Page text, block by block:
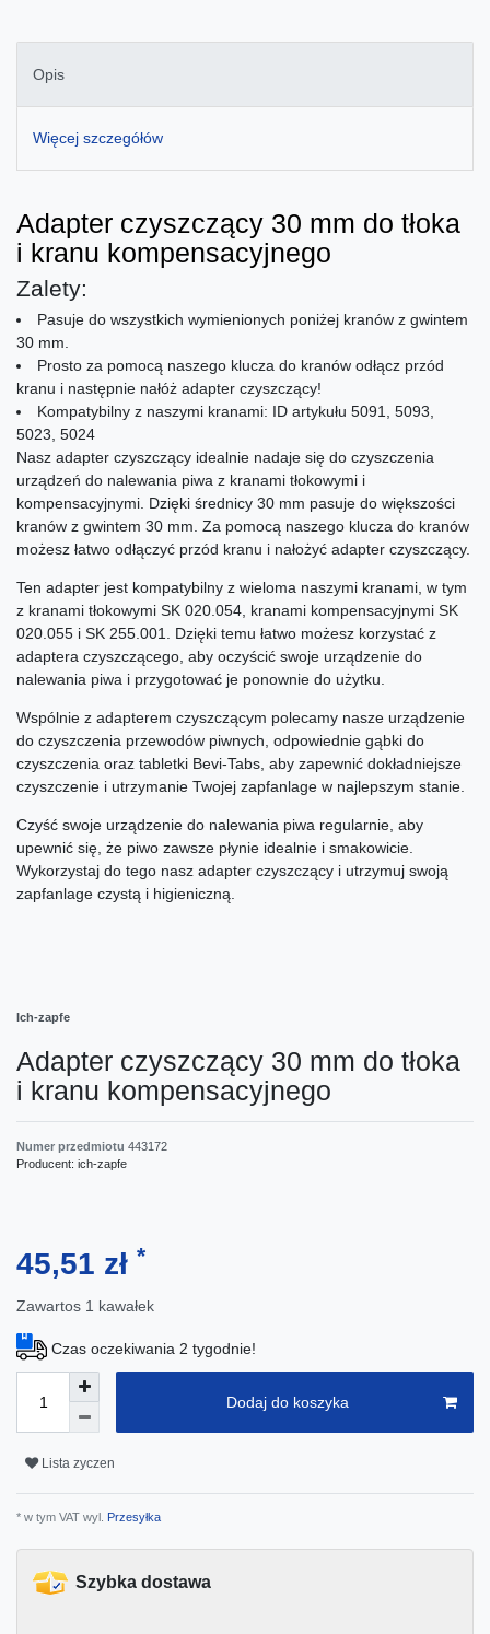
Opis
Więcej szczegółów
Adapter czyszczący 30 mm do tłoka
i kranu kompensacyjnego
Zalety:
Pasuje do wszystkich wymienionych poniżej kranów z gwintem
30 mm.
Prosto za pomocą naszego klucza do kranów odłącz przód
kranu i następnie nałóż adapter czyszczący!
Kompatybilny z naszymi kranami: ID artykułu 5091, 5093,
5023, 5024
Nasz adapter czyszczący idealnie nadaje się do czyszczenia
urządzeń do nalewania piwa z kranami tłokowymi i
kompensacyjnymi. Dzięki średnicy 30 mm pasuje do większości
kranów z gwintem 30 mm. Za pomocą naszego klucza do kranów
możesz łatwo odłączyć przód kranu i nałożyć adapter czyszczący.
Ten adapter jest kompatybilny z wieloma naszymi kranami, w tym
z kranami tłokowymi SK 020.054, kranami kompensacyjnymi SK
020.055 i SK 255.001. Dzięki temu łatwo możesz korzystać z
adaptera czyszczącego, aby oczyścić swoje urządzenie do
nalewania piwa i przygotować je ponownie do użytku.
Wspólnie z adapterem czyszczącym polecamy nasze urządzenie
do czyszczenia przewodów piwnych, odpowiednie gąbki do
czyszczenia oraz tabletki Bevi-Tabs, aby zapewnić dokładniejsze
czyszczenie i utrzymanie Twojej zapfanlage w najlepszym stanie.
Czyść swoje urządzenie do nalewania piwa regularnie, aby
upewnić się, że piwo zawsze płynie idealnie i smakowicie.
Wykorzystaj do tego nasz adapter czyszczący i utrzymuj swoją
zapfanlage czystą i higieniczną.
Ich-zapfe
Adapter czyszczący 30 mm do tłoka
i kranu kompensacyjnego
Numer przedmiotu 443172
Producent: ich-zapfe
45,51 zł *
Zawartos 1 kawałek
Czas oczekiwania 2 tygodnie!
Dodaj do koszyka
Lista zyczen
* w tym VAT wyl. Przesyłka
Szybka dostawa